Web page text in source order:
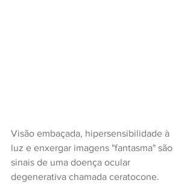
Visão embaçada, hipersensibilidade à
luz e enxergar imagens "fantasma" são
sinais de uma doença ocular
degenerativa chamada ceratocone.